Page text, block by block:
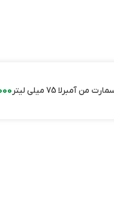
75 میلی لیتر